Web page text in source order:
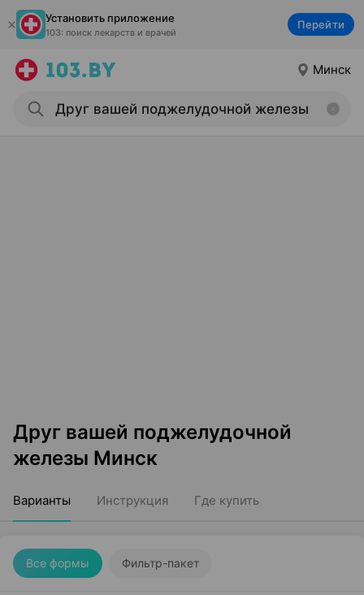
Установить приложение
103: поиск лекарств и врачей
Перейти
Минск
Друг вашей поджелудочной
железы Минск
Варианты Инструкция Где купить
Все формы Фильтр-пакет